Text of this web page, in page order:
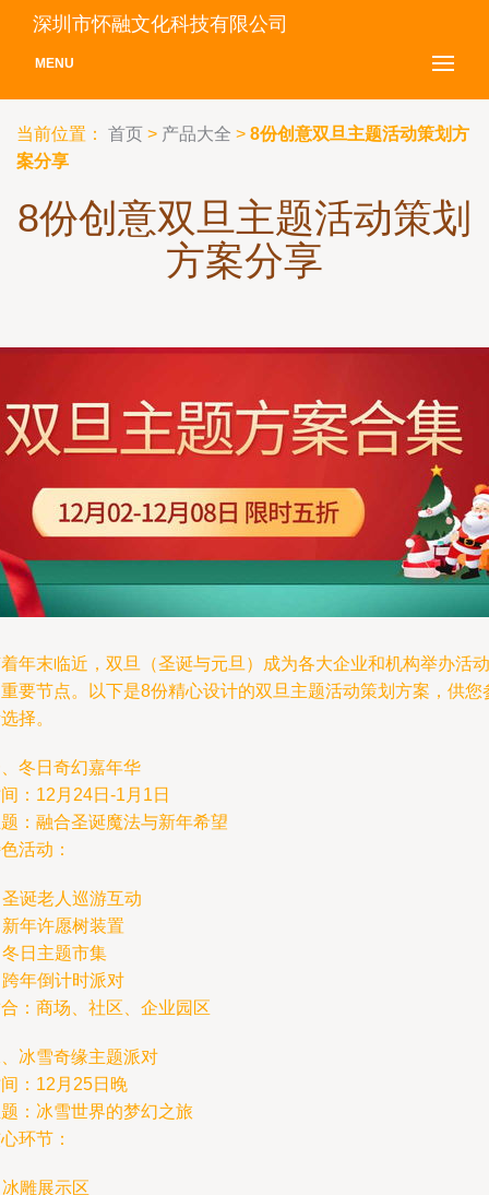
深圳市怀融文化科技有限公司
MENU
当前位置： 首页 > 产品大全 > 8份创意双旦主题活动策划方
案分享
8份创意双旦主题活动策划
方案分享
年末临近，双旦（圣诞与元旦）成为各大企业和机构举办活动
要节点。以下是8份精心设计的双旦主题活动策划方案，供您
择。
冬日奇幻嘉年华
：12月24日-1月1日
：融合圣诞魔法与新年希望
活动：
诞老人巡游互动
年许愿树装置
日主题市集
年倒计时派对
：商场、社区、企业园区
冰雪奇缘主题派对
：12月25日晚
：冰雪世界的梦幻之旅
环节：
雕展示区